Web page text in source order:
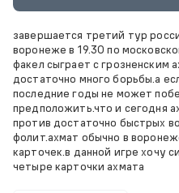
завершается третий тур
воронеже в 19.30 по
факел сыграет с грозненским
достаточно много борьбы.а
последние годы не может
предположить.что и сегодня
против достаточно быстрых
фолит.ахмат обычно в
карточек.в данной игре хочу
четыре карточки ахмата